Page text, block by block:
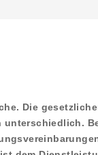
Die